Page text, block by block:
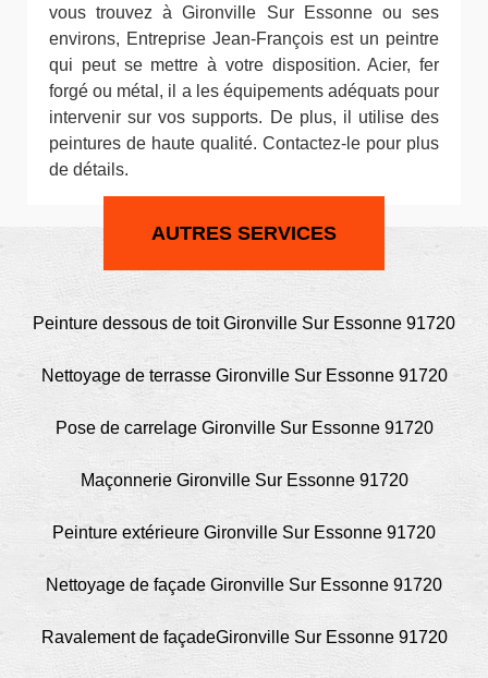
vous trouvez à Gironville Sur Essonne ou ses
environs, Entreprise Jean-François est un peintre
qui peut se mettre à votre disposition. Acier, fer
forgé ou métal, il a les équipements adéquats pour
intervenir sur vos supports. De plus, il utilise des
peintures de haute qualité. Contactez-le pour plus
de détails.
AUTRES SERVICES
Peinture dessous de toit Gironville Sur Essonne 91720
Nettoyage de terrasse Gironville Sur Essonne 91720
Pose de carrelage Gironville Sur Essonne 91720
Maçonnerie Gironville Sur Essonne 91720
Peinture extérieure Gironville Sur Essonne 91720
Nettoyage de façade Gironville Sur Essonne 91720
Ravalement de façadeGironville Sur Essonne 91720